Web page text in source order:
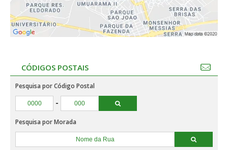
CÓDIGOS POSTAIS
Pesquisa por Código Postal
-
Pesquisa por Morada